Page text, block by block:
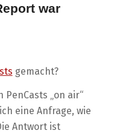
war
gemacht?
„on air“
eine Anfrage, wie
Antwort ist